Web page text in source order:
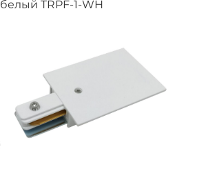
белый TRPF-1-WH